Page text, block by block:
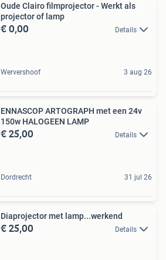
Oude Clairo filmprojector - Werkt als
projector of lamp
€ 0,00 Details
Wervershoof 3 aug 26
ENNASCOP ARTOGRAPH met een 24v
150w HALOGEEN LAMP
€ 25,00 Details
Dordrecht 31 jul 26
Diaprojector met lamp...werkend
€ 25,00 Details